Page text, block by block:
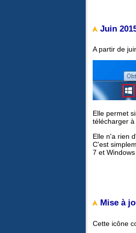
Juin
A partir de
Elle permet
télécharger à
Elle n'a rien
C'est
7 et
Mise à
Cette icône